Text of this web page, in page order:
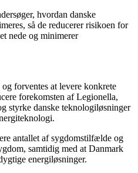
hvordan danske
så de reducerer risikoen for
nede og minimerer
forventes at levere konkrete
forekomsten af Legionella,
styrke danske teknologiløsninger
antallet af sygdomstilfælde og
samtidig med at Danmark
energiløsninger.